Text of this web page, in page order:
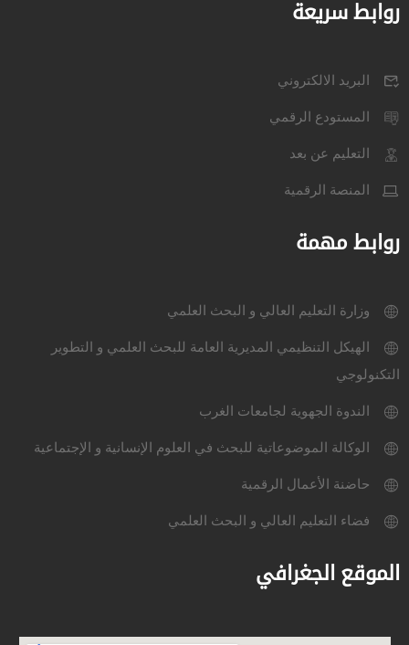
روابط سريعة
البريد الالكتروني
المستودع الرقمي
التعليم عن بعد
المنصة الرقمية
روابط مهمة
وزارة التعليم العالي و البحث العلمي
الهيكل التنظيمي المديرية العامة للبحث العلمي و التطوير
التكنولوجي
الندوة الجهوية لجامعات الغرب
الوكالة الموضوعاتية للبحث في العلوم الإنسانية و الإجتماعية
حاضنة الأعمال الرقمية
فضاء التعليم العالي و البحث العلمي
الموقع الجغرافي